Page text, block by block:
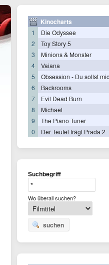
Kinocharts
1 Die Odyssee
2
Toy Story 5
3
Minions & Monster
4
Vaiana
5
Obsession - Du sollst
6
Backrooms
7
Evil Dead Burn
8
Michael
9
The Piano Tuner
0
Der Teufel trägt Prada 2
Suchbegriff
Wo überall suchen?
suchen